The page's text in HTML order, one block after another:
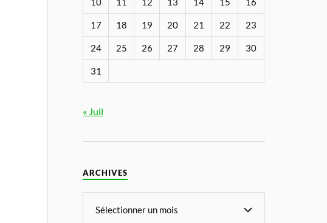
10 11 12 13 14 15 16
17 18 19 20 21 22 23
24 25 26 27 28 29 30
31
« Juil
ARCHIVES